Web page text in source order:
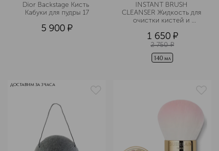
Dior Backstage Кисть
Кабуки для пудры 17
5 900 ¤
INSTANT BRUSH
CLEANSER Жидкость для
очистки кистей и
1 650 ¤
2 750 ¤
140 мл
ДОСТАВИМ ЗА 3 ЧАСА